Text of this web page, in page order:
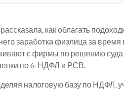
как облагать
заработка физлица за
с фирмы по решению суда
по 6-НДФЛ и РСВ.
налоговую базу по НДФЛ,